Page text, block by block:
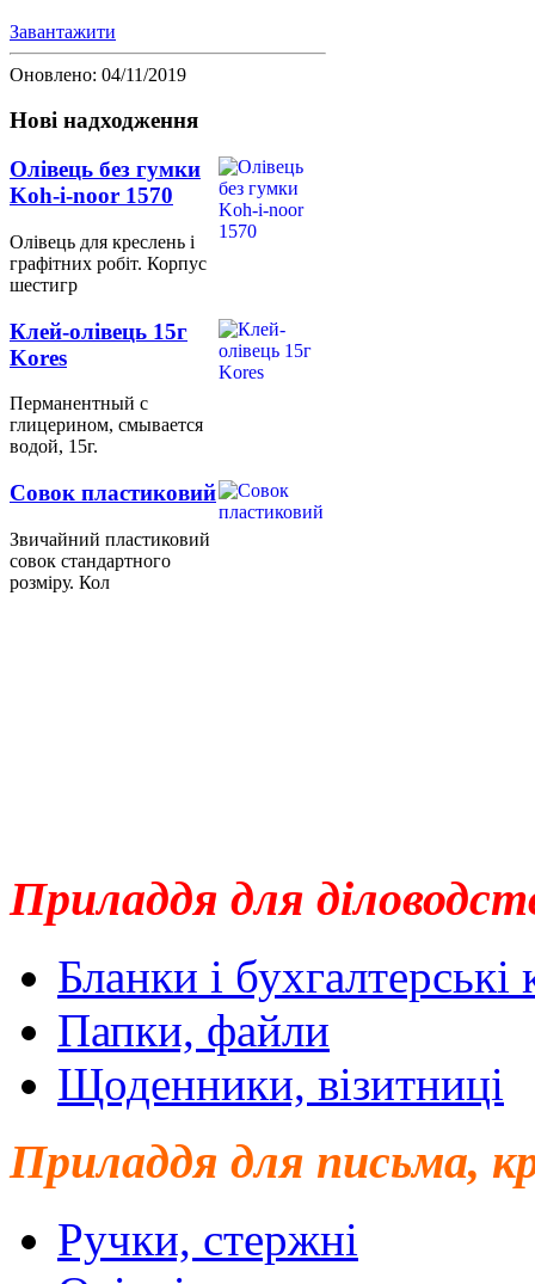
Завантажити
Оновлено: 04/11/2019
Нові надходження
Олівець без гумки
Koh-i-noor 1570
Олівець для креслень і
графітних робіт. Корпус
шестигр
Клей-олівець 15г
Kores
Перманентный с
глицерином, смывается
водой, 15г.
Совок пластиковий
Звичайний пластиковий
совок стандартного
розміру. Кол
Приладдя для
Бланки і бухгалтерські
Папки, файли
Щоденники, візитниці
Приладдя для письма,
Ручки, стержні